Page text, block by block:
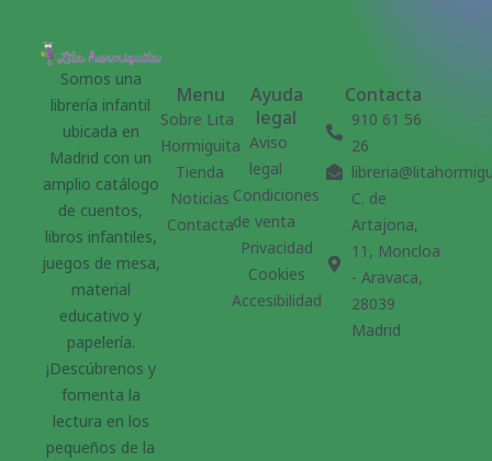
Somos una
librería infantil
ubicada en
Madrid con un
amplio catálogo
de cuentos,
libros infantiles,
juegos de mesa,
material
educativo y
papelería.
¡Descúbrenos y
fomenta la
lectura en los
pequeños de la
Menu
Sobre Lita
Hormiguita
Tienda
Noticias
Contacta
Ayuda
legal
Aviso
legal
Condiciones
de venta
Privacidad
Cookies
Accesibilidad
Contacta
910 61 56
26
C. de
Artajona,
11, Moncloa
- Aravaca,
28039
Madrid